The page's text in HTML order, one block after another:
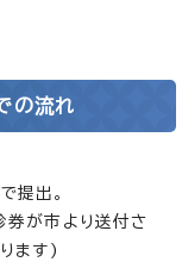
の流れ
出。
券が市より送付さ
ます)